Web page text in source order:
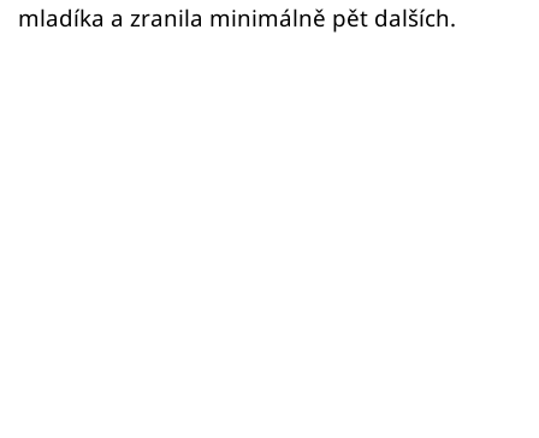
mladíka a zranila minimálně pět dalších.